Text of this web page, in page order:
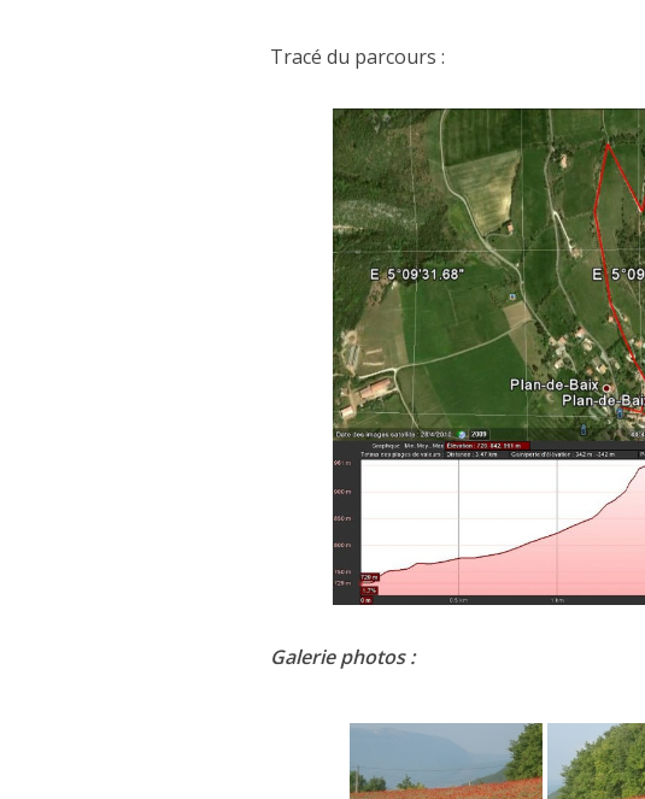
Tracé du parcours :
Galerie photos :